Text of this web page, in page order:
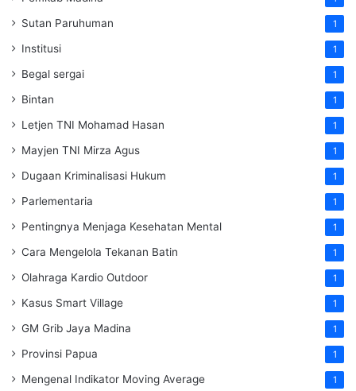
Sutan Paruhuman 1
Institusi 1
Begal sergai 1
Bintan 1
Letjen TNI Mohamad Hasan 1
Mayjen TNI Mirza Agus 1
Dugaan Kriminalisasi Hukum 1
Parlementaria 1
Pentingnya Menjaga Kesehatan Mental 1
Cara Mengelola Tekanan Batin 1
Olahraga Kardio Outdoor 1
Kasus Smart Village 1
GM Grib Jaya Madina 1
Provinsi Papua 1
Mengenal Indikator Moving Average 1